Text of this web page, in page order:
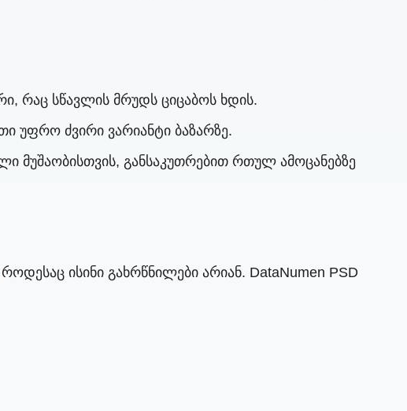
რაც სწავლის მრუდს ციცაბოს ხდის.
უფრო ძვირი ვარიანტი ბაზარზე.
მუშაობისთვის, განსაკუთრებით რთულ ამოცანებზე
ისინი გახრწნილები არიან. DataNumen PSD